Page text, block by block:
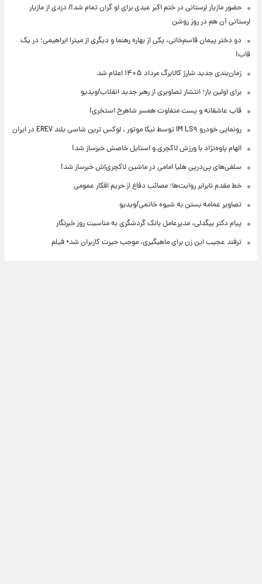
حضور مازیار لرستانی در ختم اکبر عبدی برای او گران تمام شد!/ دزدی از مازیار
لرستانی آن هم در روز روشن
دو دختر پیمان قاسم‌خانی، یکی از بهاره رهنما و دیگری از میترا ابراهیمی؛ در یک
قاب!
زمان‌بندی جدید شارژ کالابرگ مرداد ۱۴۰۵ اعلام شد
برای اولین بار؛ انتشار تصاویری از رهبر جدید انقلاب/ویدیو
قاب عاشقانه و پست متفاوت همسر شاهرخ استخری!
رونمایی خودرو IM LS۹ توسط نیکا موتور ، لوکس ترین شاسی بلند EREV در ایران
الهام پاوه‌نژاد با ورزش لاکچری و استایل خاصش خبرساز شد!
سلفی‌های پی‌درپی هلیا امامی در ماشین لاکچری‌اش خبرساز شد!
خط مقدم نابرابر روایت‌ها؛ مصائب دفاع از حریم افکار عمومی
تصاویر عمامه بستن به شیوه خاتمی/ویدیو
پیام دکتر بیگدلی، مدیرعامل بانک گردشگری به مناسبت روز خبرنگار
ترفند عجیب این زن برای ماهیگیری، موجب حیرت کاربران شد+ فیلم